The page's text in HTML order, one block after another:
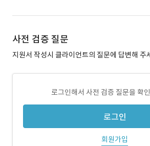
사전 검증 질문
지원서 작성시 클라이언트의 질문에 답변해 주
로그인해서 사전 검증 질문을 확
로그인
회원가입